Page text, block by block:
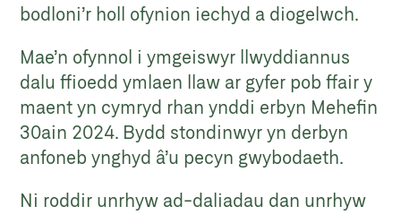
bodloni’r holl ofynion iechyd a diogelwch.
Mae’n ofynnol i ymgeiswyr llwyddiannus
dalu ffioedd ymlaen llaw ar gyfer pob ffair y
maent yn cymryd rhan ynddi erbyn Mehefin
30ain 2024. Bydd stondinwyr yn derbyn
anfoneb ynghyd â’u pecyn gwybodaeth.
Ni roddir unrhyw ad-daliadau dan unrhyw